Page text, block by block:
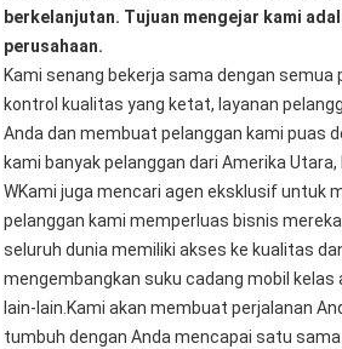
berkelanjutan. Tujuan mengejar kami
perusahaan.
Kami senang bekerja sama dengan
kontrol kualitas yang ketat, layanan
Anda dan membuat pelanggan kami puas
kami banyak pelanggan dari Amerika Utara,
WKami juga mencari agen eksklusif untuk
pelanggan kami memperluas bisnis
seluruh dunia memiliki akses ke kualitas
mengembangkan suku cadang mobil
lain-lain.Kami akan membuat perjalanan
tumbuh dengan Anda mencapai satu